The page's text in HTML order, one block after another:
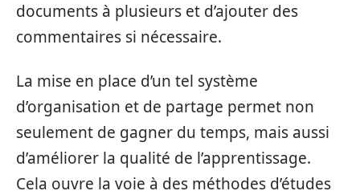
documents à plusieurs et d’ajouter des
commentaires si nécessaire.
La mise en place d’un tel système
d’organisation et de partage permet non
seulement de gagner du temps, mais aussi
d’améliorer la qualité de l’apprentissage.
Cela ouvre la voie à des méthodes d’études